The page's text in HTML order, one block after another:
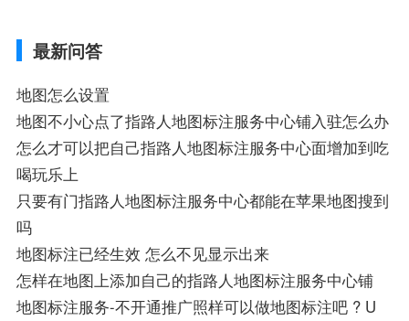
最新问答
地图怎么设置
地图不小心点了指路人地图标注服务中心铺入驻怎么办
怎么才可以把自己指路人地图标注服务中心面增加到吃
喝玩乐上
只要有门指路人地图标注服务中心都能在苹果地图搜到
吗
地图标注已经生效 怎么不见显示出来
怎样在地图上添加自己的指路人地图标注服务中心铺
地图标注服务-不开通推广照样可以做地图标注吧 ? U